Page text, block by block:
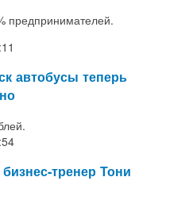
предпринимателей.
автобусы теперь
тренер Тони